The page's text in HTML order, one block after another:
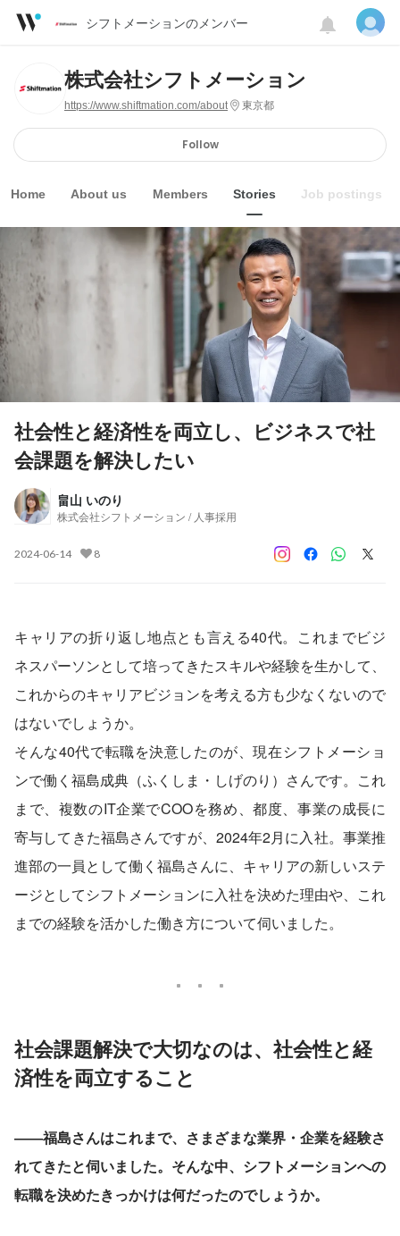
シフトメーションのメンバー
株式会社シフトメーション
https://www.shiftmation.com/about 東京都
Follow
Home About us Members Stories Job postings
社会性と経済性を両立し、ビジネスで社
会課題を解決したい
畠山 いのり
株式会社シフトメーション / 人事採用
2024-06-14 8
キャリアの折り返し地点とも言える40代。これまでビジ
ネスパーソンとして培ってきたスキルや経験を生かして、
これからのキャリアビジョンを考える方も少なくないので
はないでしょうか。
そんな40代で転職を決意したのが、現在シフトメーショ
ンで働く福島成典（ふくしま・しげのり）さんです。これ
まで、複数のIT企業でCOOを務め、都度、事業の成長に
寄与してきた福島さんですが、2024年2月に入社。事業推
進部の一員として働く福島さんに、キャリアの新しいステ
ージとしてシフトメーションに入社を決めた理由や、これ
までの経験を活かした働き方について伺いました。
社会課題解決で大切なのは、社会性と経
済性を両立すること
――福島さんはこれまで、さまざまな業界・企業を経験さ
れてきたと伺いました。そんな中、シフトメーションへの
転職を決めたきっかけは何だったのでしょうか。